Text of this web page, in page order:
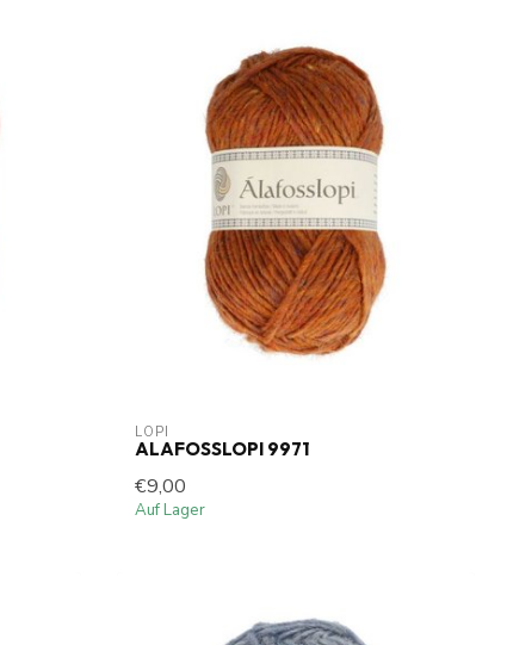
LOPI
ALAFOSSLOPI 9971
€9,00
Auf Lager